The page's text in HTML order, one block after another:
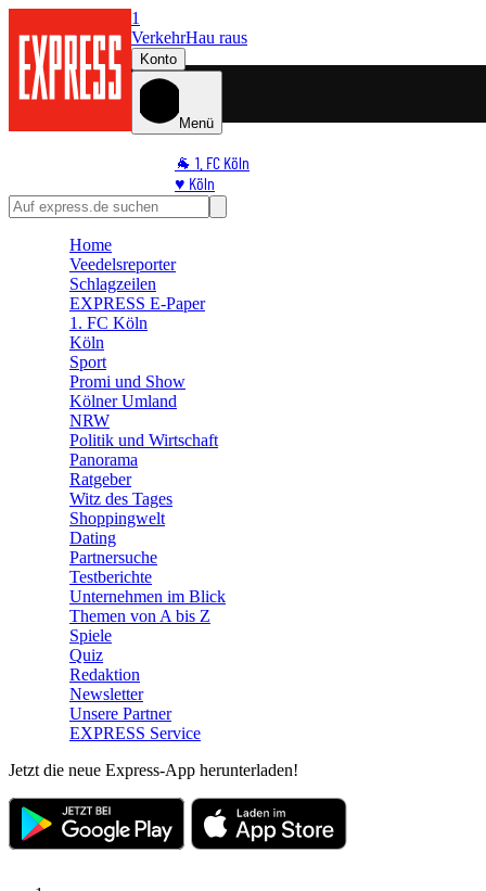
1
VerkehrHau raus
Konto
Menü
🐐 1. FC Köln
♥️ Köln
⭐ Promi
🛒 Shoppingwelt
Home
Veedelsreporter
Schlagzeilen
EXPRESS E-Paper
1. FC Köln
Köln
Sport
Promi und Show
Kölner Umland
NRW
Politik und Wirtschaft
Panorama
Ratgeber
Witz des Tages
Shoppingwelt
Dating
Partnersuche
Testberichte
Unternehmen im Blick
Themen von A bis Z
Spiele
Quiz
Redaktion
Newsletter
Unsere Partner
EXPRESS Service
Jetzt die neue Express-App herunterladen!